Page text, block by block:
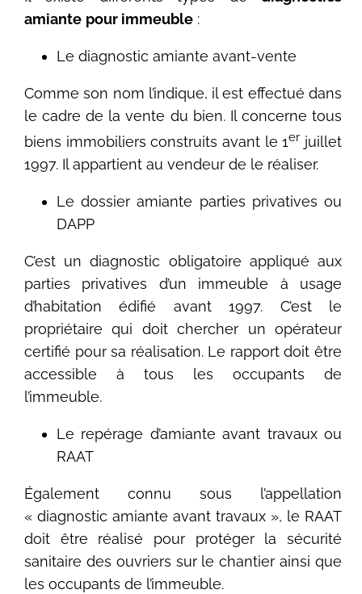
amiante pour immeuble :
Le diagnostic amiante avant-vente
Comme son nom l’indique, il est effectué dans
le cadre de la vente du bien. Il concerne tous
biens immobiliers construits avant le 1er juillet
1997. Il appartient au vendeur de le réaliser.
Le dossier amiante parties privatives ou
DAPP
C’est un diagnostic obligatoire appliqué aux
parties privatives d’un immeuble à usage
d’habitation édifié avant 1997. C’est le
propriétaire qui doit chercher un opérateur
certifié pour sa réalisation. Le rapport doit être
accessible à tous les occupants de
l’immeuble.
Le repérage d’amiante avant travaux ou
RAAT
Également connu sous l’appellation
« diagnostic amiante avant travaux », le RAAT
doit être réalisé pour protéger la sécurité
sanitaire des ouvriers sur le chantier ainsi que
les occupants de l’immeuble.